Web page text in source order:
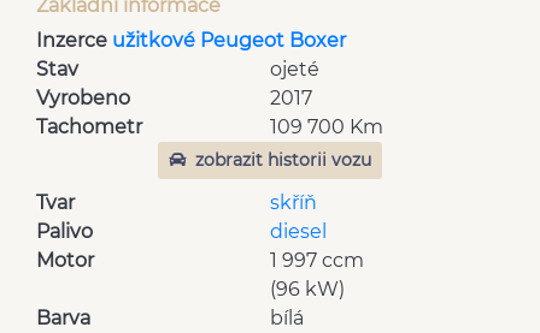
Základní informace
Inzerce užitkové Peugeot Boxer
Stav
ojeté
Vyrobeno
2017
Tachometr
109 700 Km
zobrazit historii vozu
Tvar
skříň
Palivo
diesel
Motor
1 997 ccm
(96 kW)
Barva
bílá